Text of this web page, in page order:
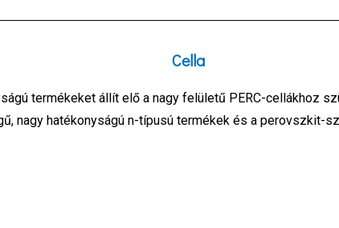
Cella
termékeket állít elő a nagy felületű PERC-cellákhoz
nagy hatékonyságú n-típusú termékek és a perovszkit-